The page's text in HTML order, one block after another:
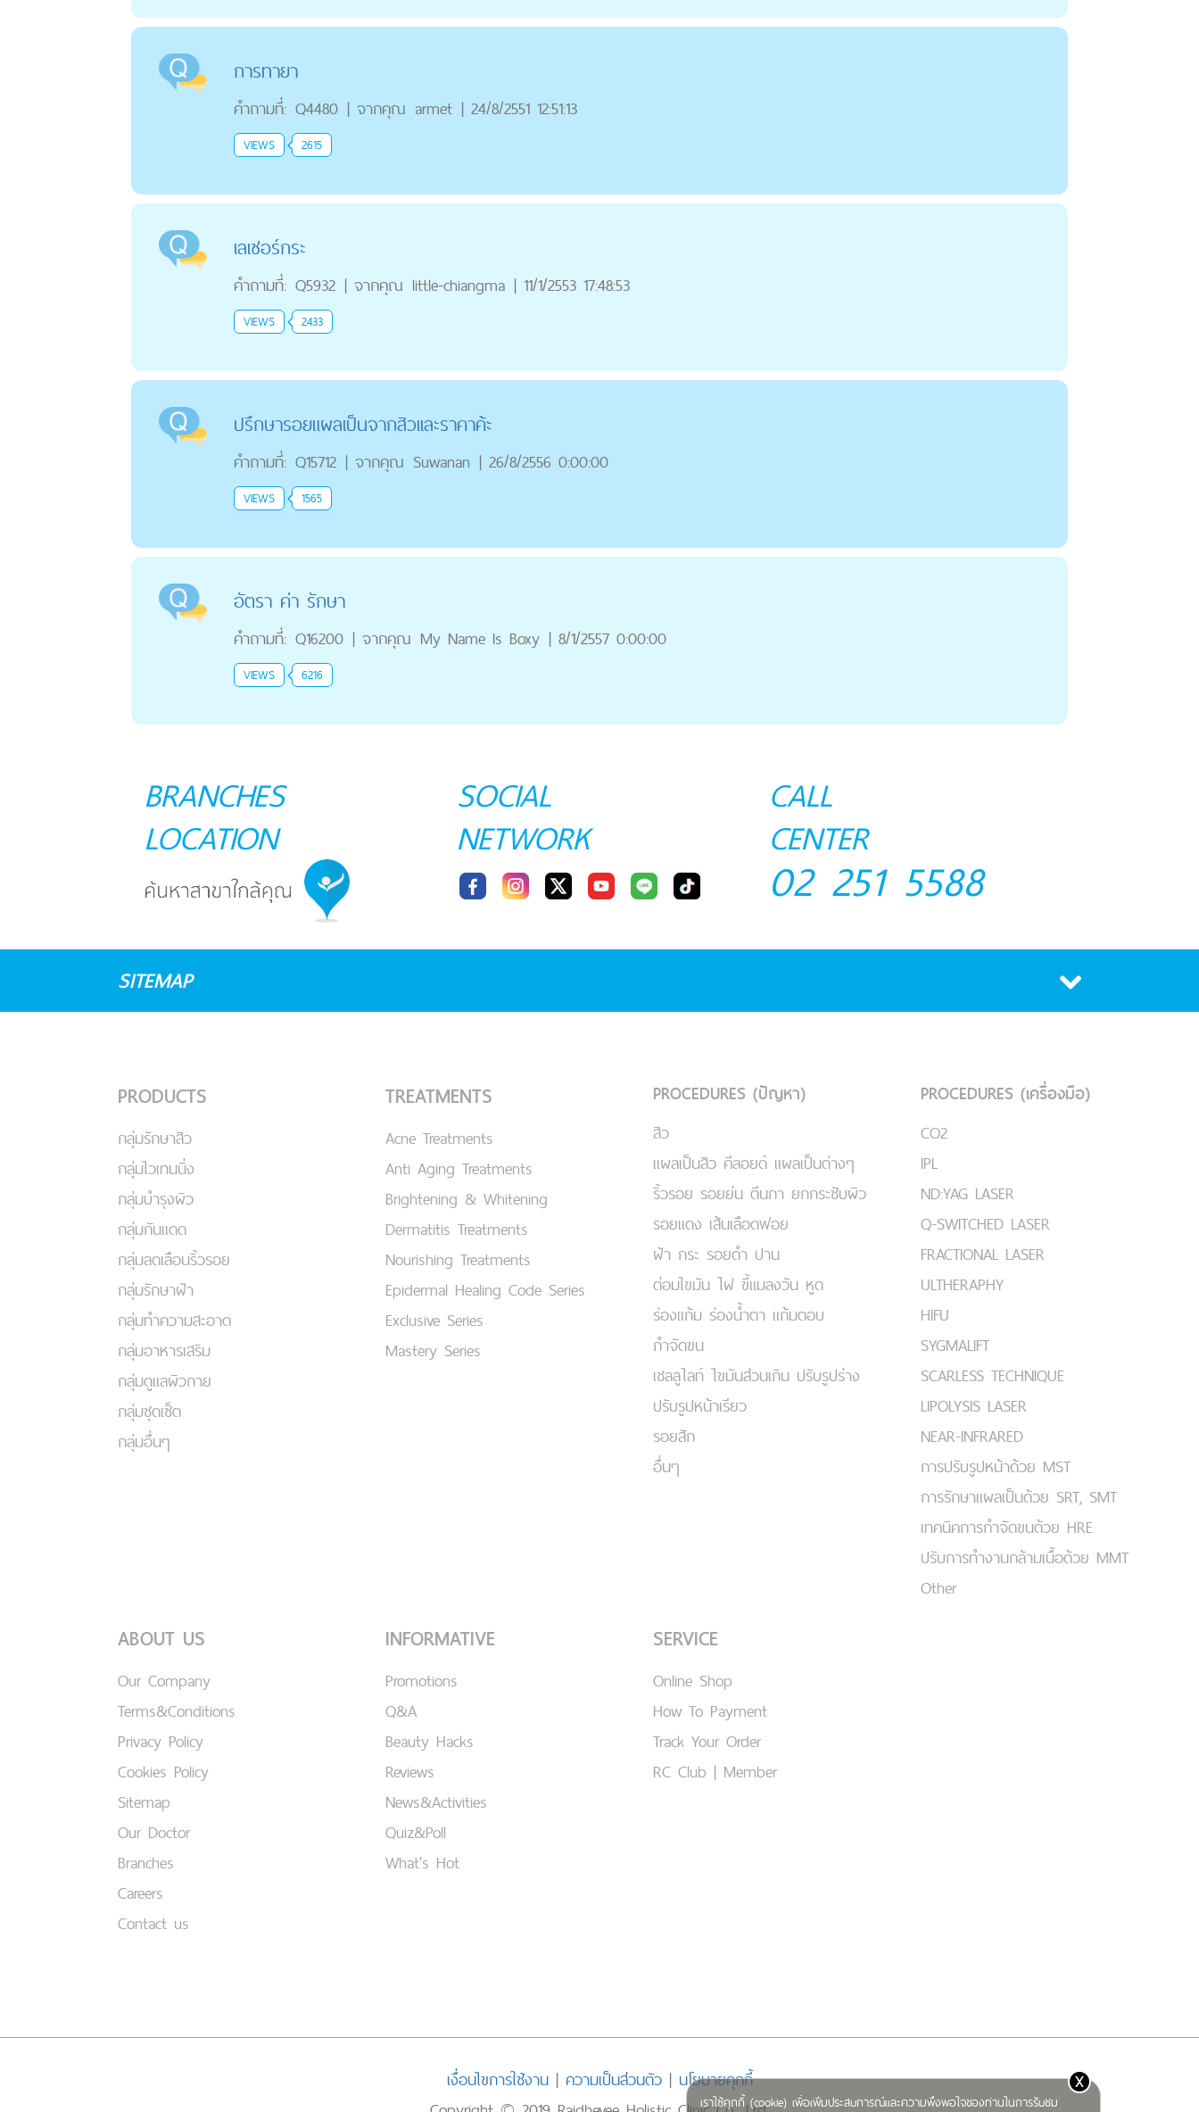
การทายา
คำถามที่: Q4480 | จากคุณ armet | 24/8/2551 12:51:13
VIEWS 2615
เลเซอร์กระ
คำถามที่: Q5932 | จากคุณ little-chiangma | 11/1/2553 17:48:53
VIEWS 2433
ปรึกษารอยแผลเป็นจากสิวเเละราคาค้ะ
คำถามที่: Q15712 | จากคุณ Suwanan | 26/8/2556 0:00:00
VIEWS 1565
อัตรา ค่า รักษา
คำถามที่: Q16200 | จากคุณ My Name Is Boxy | 8/1/2557 0:00:00
VIEWS 6216
เราใช้คุกกี้ (cookie) เพื่อเพิ่มประสบการณ์และความพึงพอใจของท่านในการรับชม
x
BRANCHES
LOCATION
SOCIAL
NETWORK
CALL
CENTER
02 251 5588
SITEMAP
PRODUCTS
กลุ่มรักษาสิว
กลุ่มไวเทนนิ่ง
กลุ่มบำรุงผิว
กลุ่มกันแดด
กลุ่มลดเลือนริ้วรอย
กลุ่มรักษาฝ้า
กลุ่มทำความสะอาด
กลุ่มอาหารเสริม
กลุ่มดูแลผิวกาย
กลุ่มชุดเซ็ต
กลุ่มอื่นๆ
TREATMENTS
Acne Treatments
Anti Aging Treatments
Brightening & Whitening
Dermatitis Treatments
Nourishing Treatments
Epidermal Healing Code Series
Exclusive Series
Mastery Series
PROCEDURES (ปัญหา)
สิว
แผลเป็นสิว คีลอยด์ แผลเป็นต่างๆ
ริ้วรอย รอยย่น ตีนกา ยกกระชับผิว
รอยแดง เส้นเลือดฟอย
ฝ้า กระ รอยดำ ปาน
ต่อมไขมัน ไฝ ขี้แมลงวัน หูด
ร่องแก้ม ร่องน้ำตา แก้มตอบ
กำจัดขน
เชลลูไลท์ ไขมันส่วนเกิน ปรับรูปร่าง
ปรับรูปหน้าเรียว
รอยสัก
อื่นๆ
PROCEDURES (เครื่องมือ)
CO2
IPL
ND:YAG LASER
Q-SWITCHED LASER
FRACTIONAL LASER
ULTHERAPHY
HIFU
SYGMALIFT
SCARLESS TECHNIQUE
LIPOLYSIS LASER
NEAR-INFRARED
การปรับรูปหน้าด้วย MST
การรักษาแผลเป็นด้วย SRT, SMT
เทคนิคการกำจัดขนด้วย HRE
ปรับการทำงานกล้ามเนื้อด้วย MMT
Other
ABOUT US
Our Company
Terms&Conditions
Privacy Policy
Cookies Policy
Sitemap
Our Doctor
Branches
Careers
Contact us
INFORMATIVE
Promotions
Q&A
Beauty Hacks
Reviews
News&Activities
Quiz&Poll
What's Hot
SERVICE
Online Shop
How To Payment
Track Your Order
RC Club | Member
เงื่อนไขการใช้งาน| ความเป็นส่วนตัว| นโยบายคุกกี้